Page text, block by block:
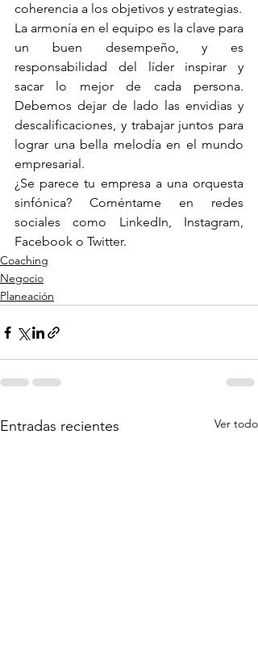
coherencia a los objetivos y estrategias.
La armonía en el equipo es la clave para
un buen desempeño, y es
responsabilidad del líder inspirar y
sacar lo mejor de cada persona.
Debemos dejar de lado las envidias y
descalificaciones, y trabajar juntos para
lograr una bella melodía en el mundo
empresarial.
¿Se parece tu empresa a una orquesta
sinfónica? Coméntame en redes
sociales como LinkedIn, Instagram,
Facebook o Twitter.
Coaching
Negocio
Planeación
Entradas recientes Ver todo